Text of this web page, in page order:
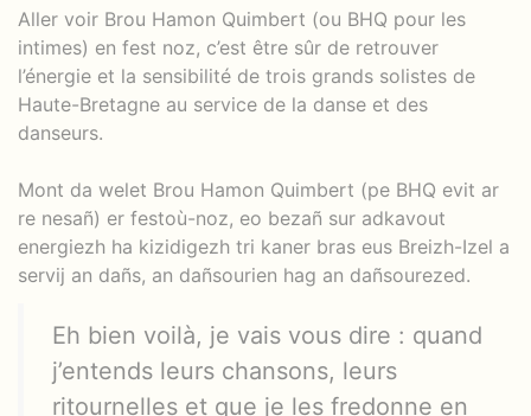
Aller voir Brou Hamon Quimbert (ou BHQ pour les
intimes) en fest noz, c’est être sûr de retrouver
l’énergie et la sensibilité de trois grands solistes de
Haute-Bretagne au service de la danse et des
danseurs.
Mont da welet Brou Hamon Quimbert (pe BHQ evit ar
re nesañ) er festoù-noz, eo bezañ sur adkavout
energiezh ha kizidigezh tri kaner bras eus Breizh-Izel a
servij an dañs, an dañsourien hag an dañsourezed.
Eh bien voilà, je vais vous dire : quand
j’entends leurs chansons, leurs
ritournelles et que je les fredonne en